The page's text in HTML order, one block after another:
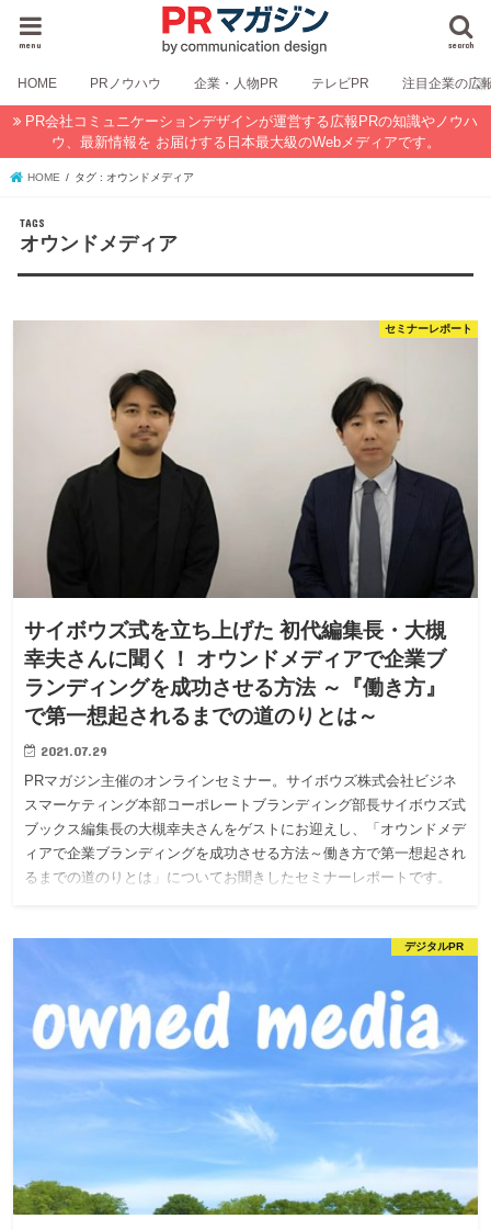
search
menu
HOME PRノウハウ 企業・人物PR テレビPR 注目企業の広
PR会社コミュニケーションデザインが運営する広報PRの知識やノウハ
ウ、最新情報を お届けする日本最大級のWebメディアです。
HOME タグ : オウンドメディア
オウンドメディア
セミナーレポート
サイボウズ式を立ち上げた 初代編集長・大槻
幸夫さんに聞く！ オウンドメディアで企業ブ
ランディングを成功させる方法 ～『働き方』
で第一想起されるまでの道のりとは～
2021.07.29
PRマガジン主催のオンラインセミナー。サイボウズ株式会社ビジネ
スマーケティング本部コーポレートブランディング部長サイボウズ式
ブックス編集長の大槻幸夫さんをゲストにお迎えし、「オウンドメデ
ィアで企業ブランディングを成功させる方法～働き方で第一想起され
るまでの道のりとは」についてお聞きしたセミナーレポートです。
デジタルPR